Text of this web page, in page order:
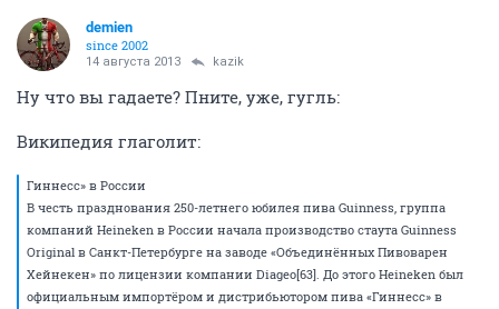
demien
since 2002
14 августа 2013 kazik
Ну что вы гадаете? Пните, уже, гугль:
Википедия глаголит:
Гиннесс» в России
В честь празднования 250-летнего юбилея пива Guinness, группа
компаний Heineken в России начала производство стаута Guinness
Original в Санкт-Петербурге на заводе «Объединённых Пивоварен
Хейнекен» по лицензии компании Diageo[63]. До этого Heineken был
официальным импортёром и дистрибьютором пива «Гиннесс» в